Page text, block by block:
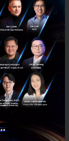
ปีคุณ
จะทำล้อ
ละส่วนจน
นต้องใช้
กๆ